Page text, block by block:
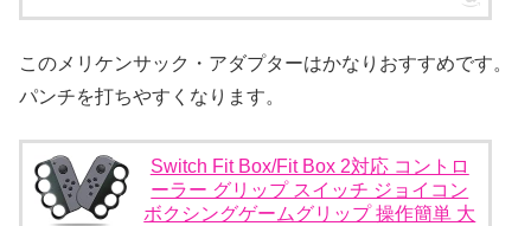
このメリケンサック・アダプターはかなりおすすめです。
パンチを打ちやすくなります。
Switch Fit Box/Fit Box 2対応 コントロ
ーラー グリップ スイッチ ジョイコン
ボクシングゲームグリップ 操作簡単 大